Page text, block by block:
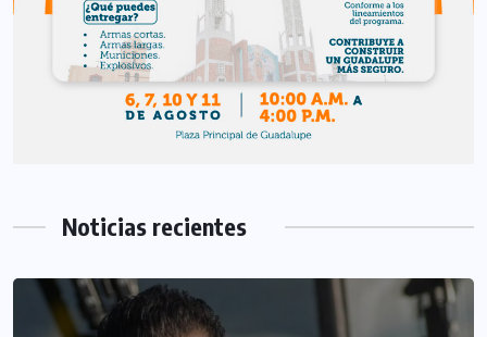
Noticias recientes